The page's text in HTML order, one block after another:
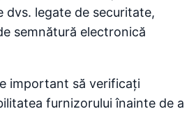
dvs. legate de securitate,
semnătură electronică
important să verificați
furnizorului înainte de a